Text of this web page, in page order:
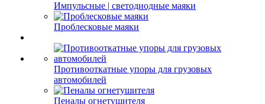
Импульсные | светодиодные маяки
Проблесковые маяки
Противооткатные упоры для грузовых
автомобилей
Пеналы огнетушителя